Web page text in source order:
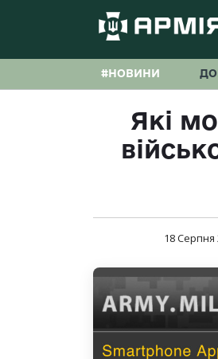
#НОВИНИ
Які
18 Серпня